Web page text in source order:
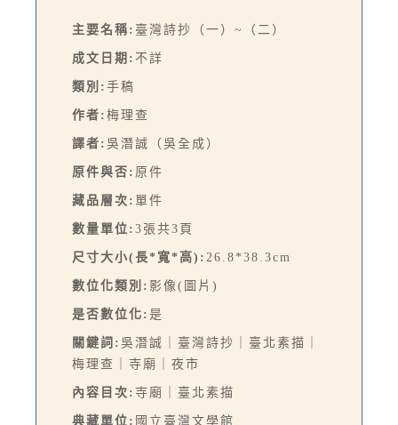
主要名稱: 臺灣詩抄（一）~（二）
成文日期: 不詳
類別: 手稿
作者: 梅理查
譯者: 吳潛誠（吳全成）
原件與否: 原件
藏品層次: 單件
數量單位: 3張共3頁
尺寸大小(長*寬*高): 26.8*38.3cm
數位化類別: 影像(圖片)
是否數位化: 是
關鍵詞: 吳潛誠｜臺灣詩抄｜臺北素描｜
梅理查｜寺廟｜夜市
內容目次: 寺廟｜臺北素描
典藏單位: 國立臺灣文學館